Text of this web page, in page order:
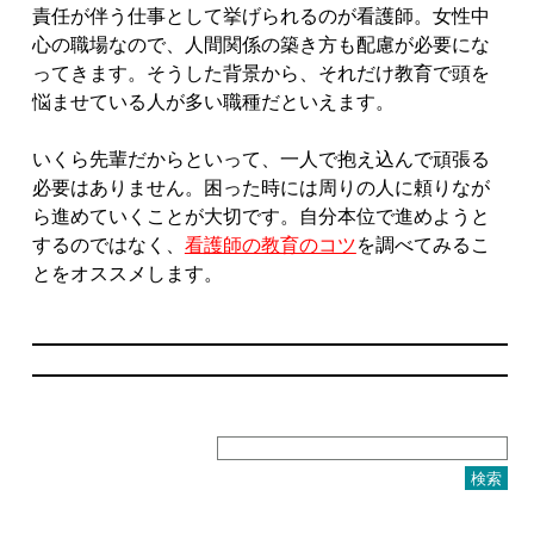
責任が伴う仕事として挙げられるのが看護師。女性中
心の職場なので、人間関係の築き方も配慮が必要にな
ってきます。そうした背景から、それだけ教育で頭を
悩ませている人が多い職種だといえます。
いくら先輩だからといって、一人で抱え込んで頑張る
必要はありません。困った時には周りの人に頼りなが
ら進めていくことが大切です。自分本位で進めようと
するのではなく、 看護師の教育のコツを調べてみるこ
とをオススメします。